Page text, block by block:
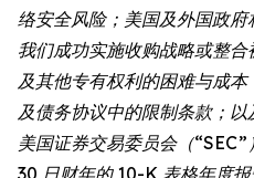
络安全风险；美国及外国政
我们成功实施收购战略或整
及其他专有权利的困难与成
及债务协议中的限制条款；
美国证券交易委员会（
30 日财年的 10-K 表格年度